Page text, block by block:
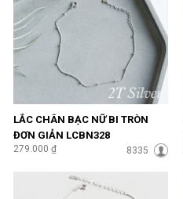
LẮC CHÂN BẠC NỮ BI TRÒN
ĐƠN GIẢN LCBN328
279.000 ₫ 8335